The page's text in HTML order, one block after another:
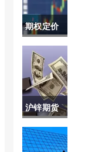
的持仓量
指标作用)
期权定价
模型图(期
权定价模
型适用范
围)
沪锌期货
最新点评